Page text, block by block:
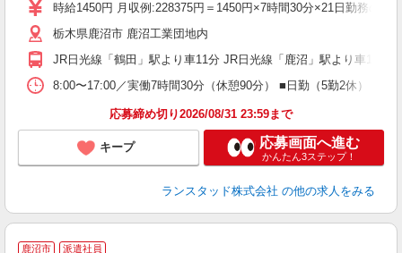
時給1450円 月収例:228375円＝1450円×7時間30分×21日勤務の
栃木県鹿沼市 鹿沼工業団地内
JR日光線「鶴田」駅より車11分 JR日光線「鹿沼」駅より車15分
8:00〜17:00／実働7時間30分（休憩90分） ■日勤（5勤2休） ■
応募締め切り2026/08/31 23:59まで
キープ 応募画面へ進む
かんたん3ステップ！
ランスタッド株式会社 の他の求人をみる
鹿沼市 派遣社員